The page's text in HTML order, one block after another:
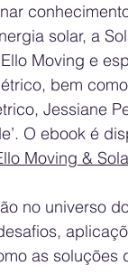
solar, a
Moving e
bem
Jessiane
O ebook é
Moving &
no universo
as soluções